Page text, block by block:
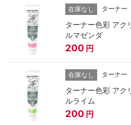
在庫なし ターナー
ターナー色彩 アク
ルマゼンダ
200 円
在庫なし ターナー
ターナー色彩 アク
ルライム
200 円